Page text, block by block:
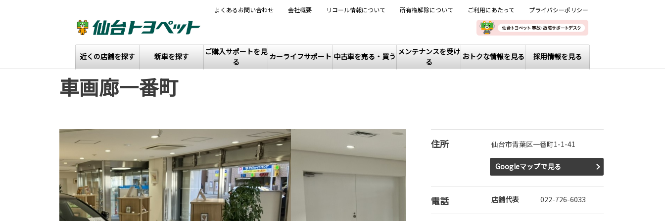
近くの店舗を探す 新車を探す
ご購入サポートを見
る
カーライフサポート 中古車を売る・買う メンテナンスを受け
る
おトクな情報を見る 採用情報を見る
よくあるお問い合わせ 会社概要 リコール情報について 所有権解除について ご利用にあたって プライバシーポリシー
車画廊一番町
住所 仙台市青葉区一番町1-1-41
Googleマップで見る
電話 店舗代表 022-726-6033